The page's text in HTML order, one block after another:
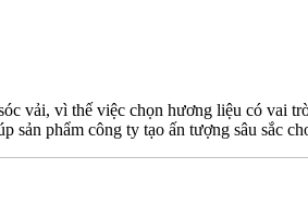
vải, vì thế việc chọn hương liệu có vai
sản phẩm công ty tạo ấn tượng sâu sắc